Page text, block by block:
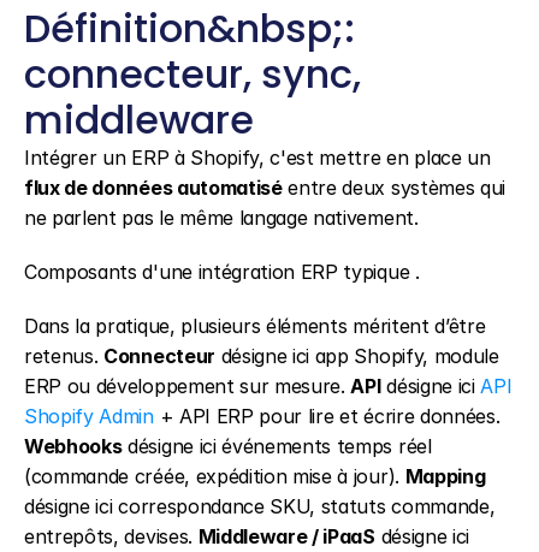
Définition&nbsp;:
connecteur, sync,
middleware
Intégrer un ERP à Shopify, c'est mettre en place un
flux de données automatisé entre deux systèmes qui
ne parlent pas le même langage nativement.
Composants d'une intégration ERP typique .
Dans la pratique, plusieurs éléments méritent d’être
retenus. Connecteur désigne ici app Shopify, module
ERP ou développement sur mesure. API désigne ici API
Shopify Admin
Webhooks désigne ici événements temps réel
(commande créée, expédition mise à jour). Mapping
désigne ici correspondance SKU, statuts commande,
entrepôts, devises. Middleware / iPaaS désigne ici